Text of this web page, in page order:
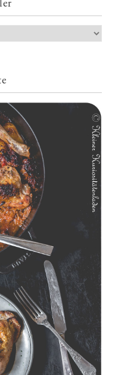
und kleinen